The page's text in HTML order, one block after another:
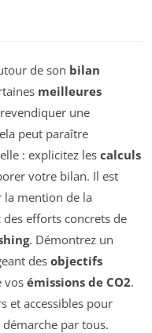
de son bilan
meilleures
une
peut paraître
: explicitez les calculs
votre bilan. Il est
la mention de la
des efforts concrets de
. Démontrez un
des objectifs
vos émissions de CO2.
et accessibles pour
par tous.